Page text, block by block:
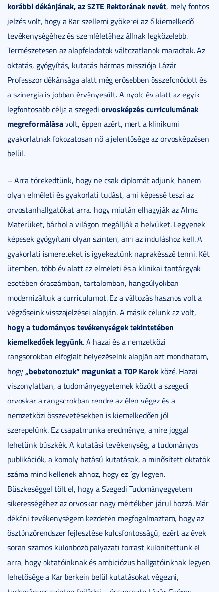
korábbi dékánjának, az SZTE Rektorának nevét, mely fontos
jelzés volt, hogy a Kar szellemi gyökerei az ő kiemelkedő
tevékenységéhez és szemléletéhez állnak legközelebb.
Természetesen az alapfeladatok változatlanok maradtak. Az
oktatás, gyógyítás, kutatás hármas missziója Lázár
Professzor dékánsága alatt még erősebben összefonódott és
a szinergia is jobban érvényesült. A nyolc év alatt az egyik
legfontosabb célja a szegedi orvosképzés curriculumának
megreformálásavolt, éppen azért, mert a klinikumi
gyakorlatnak fokozatosan nő a jelentősége az orvosképzésen
belül.
– Arra törekedtünk, hogy ne csak diplomát adjunk, hanem
olyan elméleti és gyakorlati tudást, ami képessé teszi az
orvostanhallgatókat arra, hogy miután elhagyják az Alma
Materüket, bárhol a világon megállják a helyüket. Legyenek
képesek gyógyítani olyan szinten, ami az induláshoz kell. A
gyakorlati ismereteket is igyekeztünk naprakésszé tenni. Két
ütemben, több év alatt az elméleti és a klinikai tantárgyak
esetében óraszámban, tartalomban, hangsúlyokban
modernizáltuk a curriculumot. Ez a változás hasznos volt a
végzőseink visszajelzései alapján. A másik célunk az volt,
hogy a tudományos tevékenységek tekintetében
kiemelkedőek legyünk. A hazai és a nemzetközi
rangsorokban elfoglalt helyezéseink alapján azt mondhatom,
hogy„bebetonoztuk” magunkat a TOP Karok közé. Hazai
viszonylatban, a tudományegyetemek között a szegedi
orvoskar a rangsorokban rendre az élen végez és a
nemzetközi összevetésekben is kiemelkedően jól
szerepelünk. Ez csapatmunka eredménye, amire joggal
lehetünk büszkék. A kutatási tevékenység, a tudományos
publikációk, a komoly hatású kutatások, a minősített oktatók
száma mind kellenek ahhoz, hogy ez így legyen.
Büszkeséggel tölt el, hogy a Szegedi Tudományegyetem
sikerességéhez az orvoskar nagy mértékben járul hozzá. Már
dékáni tevékenységem kezdetén megfogalmaztam, hogy az
ösztönzőrendszer fejlesztése kulcsfontosságú, ezért az évek
során számos különböző pályázati forrást különítettünk el
arra, hogy oktatóinknak és ambiciózus hallgatóinknak legyen
lehetősége a Kar berkein belül kutatásokat végezni,